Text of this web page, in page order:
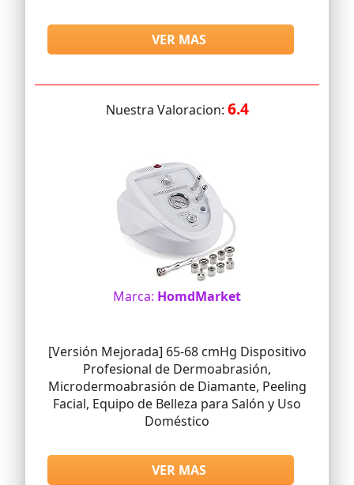
VER MAS
Nuestra Valoracion: 6.4
Marca: HomdMarket
[Versión Mejorada] 65-68 cmHg Dispositivo
Profesional de Dermoabrasión,
Microdermoabrasión de Diamante, Peeling
Facial, Equipo de Belleza para Salón y Uso
Doméstico
VER MAS